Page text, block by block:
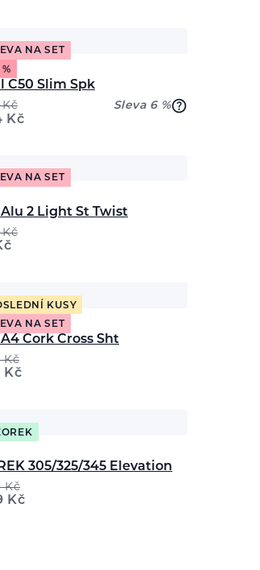
NA SET
C50 Slim Spk
Kč Sleva 6 %
Kč
NA SET
Alu 2 Light St Twist
Kč
KUSY
NA SET
A4 Cork Cross Sht
Kč
Kč
305/325/345 Elevation
Kč
Kč